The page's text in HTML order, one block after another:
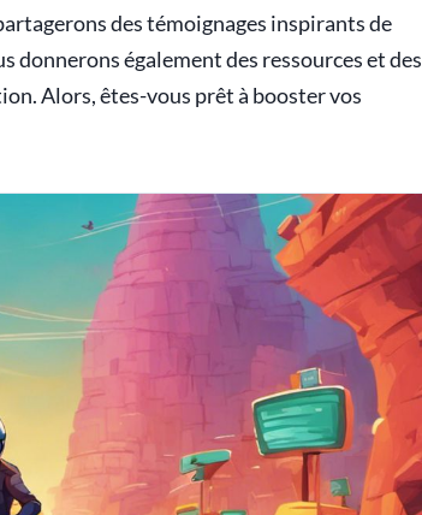
des témoignages inspirants de
donnerons également des ressources et des
Alors, êtes-vous prêt à booster vos